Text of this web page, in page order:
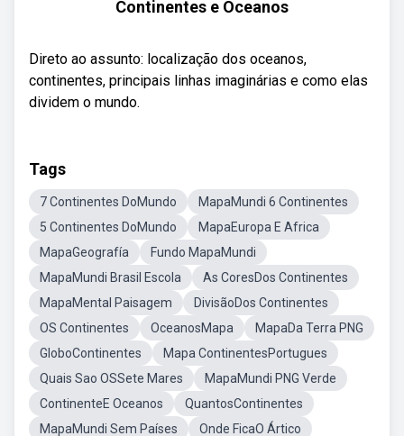
Continentes e Oceanos
Direto ao assunto: localização dos oceanos,
continentes, principais linhas imaginárias e como elas
dividem o mundo.
Tags
7 Continentes DoMundo
MapaMundi 6 Continentes
5 Continentes DoMundo
MapaEuropa E Africa
MapaGeografía
Fundo MapaMundi
MapaMundi Brasil Escola
As CoresDos Continentes
MapaMental Paisagem
DivisãoDos Continentes
OS Continentes
OceanosMapa
MapaDa Terra PNG
GloboContinentes
Mapa ContinentesPortugues
Quais Sao OSSete Mares
MapaMundi PNG Verde
ContinenteE Oceanos
QuantosContinentes
MapaMundi Sem Países
Onde FicaO Ártico